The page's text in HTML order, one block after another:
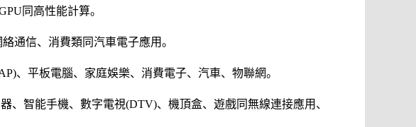
同高性能計算。
通信、消費類同汽車電子應用。
、平板電腦、家庭娛樂、消費電子、汽車、物聯網。
、智能手機、數字電視(DTV)、機頂盒、遊戲同無線連接應用、